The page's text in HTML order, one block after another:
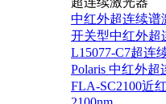
中红外超连续谱
开关型中红外超
L15077-C7超连
Polaris 中红外超
FLA-SC2100近